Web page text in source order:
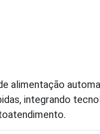
alimentação
integrando